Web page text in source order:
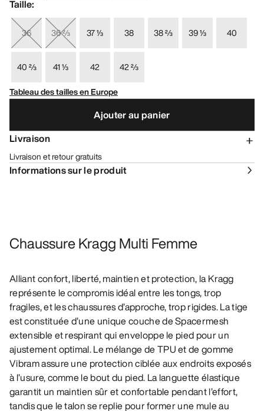
Taille:
36 36 ⅔ 37 ⅓ 38 38 ⅔ 39 ⅓ 40
40 ⅔ 41 ⅓ 42
42 ⅔
Tableau des tailles en Europe
Ajouter au panier
Livraison
Livraison et retour gratuits
Informations sur le produit
Chaussure Kragg Multi Femme
Alliant confort, liberté, maintien et protection, la Kragg
représente le compromis idéal entre les tongs, trop
fragiles, et les chaussures d’approche, trop rigides. La tige
est constituée d’une unique couche de Spacermesh
extensible et respirant qui enveloppe le pied pour un
ajustement optimal. Le mélange de TPU et de gomme
Vibram assure une protection ciblée aux endroits exposés
à l’usure, comme le bout du pied. La languette élastique
garantit un maintien sûr et confortable pendant l’effort,
tandis que le talon se replie pour former une mule au